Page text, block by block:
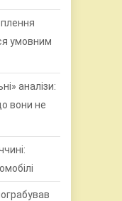
умовним
аналізи:
вони не